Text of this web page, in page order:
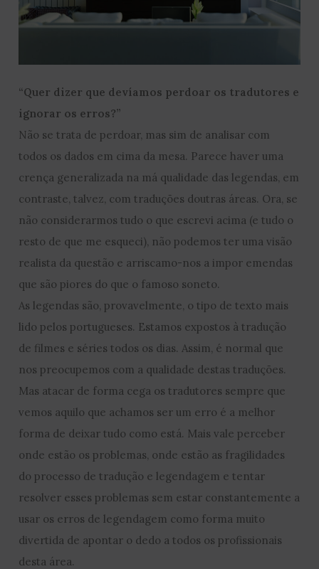
“Quer dizer que devíamos perdoar os tradutores e
ignorar os erros?”
Não se trata de perdoar, mas sim de analisar com
todos os dados em cima da mesa. Parece haver uma
crença generalizada na má qualidade das legendas, em
contraste, talvez, com traduções doutras áreas. Ora, se
não considerarmos tudo o que escrevi acima (e tudo o
resto de que me esqueci), não podemos ter uma visão
realista da questão e arriscamo-nos a impor emendas
que são piores do que o famoso soneto.
As legendas são, provavelmente, o tipo de texto mais
lido pelos portugueses. Estamos expostos à tradução
de filmes e séries todos os dias. Assim, é normal que
nos preocupemos com a qualidade destas traduções.
Mas atacar de forma cega os tradutores sempre que
vemos aquilo que achamos ser um erro é a melhor
forma de deixar tudo como está. Mais vale perceber
onde estão os problemas, onde estão as fragilidades
do processo de tradução e legendagem e tentar
resolver esses problemas sem estar constantemente a
usar os erros de legendagem como forma muito
divertida de apontar o dedo a todos os profissionais
desta área.